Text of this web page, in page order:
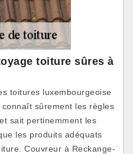
toiture sûres à
toitures luxembourgeoise
sûrement les règles
sait pertinemment les
les produits adéquats
Couvreur à Reckange-